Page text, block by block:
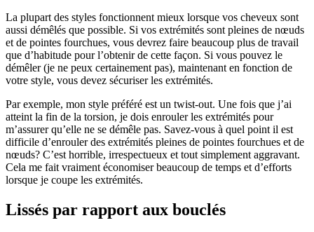
La plupart des styles fonctionnent mieux lorsque vos cheveux sont
aussi démêlés que possible. Si vos extrémités sont pleines de nœuds
et de pointes fourchues, vous devrez faire beaucoup plus de travail
que d’habitude pour l’obtenir de cette façon. Si vous pouvez le
démêler (je ne peux certainement pas), maintenant en fonction de
votre style, vous devez sécuriser les extrémités.
Par exemple, mon style préféré est un twist-out. Une fois que j’ai
atteint la fin de la torsion, je dois enrouler les extrémités pour
m’assurer qu’elle ne se démêle pas. Savez-vous à quel point il est
difficile d’enrouler des extrémités pleines de pointes fourchues et de
nœuds? C’est horrible, irrespectueux et tout simplement aggravant.
Cela me fait vraiment économiser beaucoup de temps et d’efforts
lorsque je coupe les extrémités.
Lissés par rapport aux bouclés